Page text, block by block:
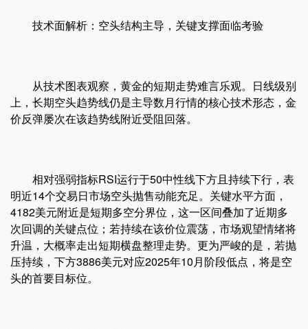
技术面解析：空头结构主导，关键支撑面临考验
从技术图表观察，黄金的短期走势难言乐观。日线级别
上，长期空头趋势线仍是主导数月行情的核心技术形态，金
价反弹屡次在该趋势线附近受阻回落。
相对强弱指标RSI运行于50中性线下方且持续下行，表
明近14个交易日市场空头抛售动能充足。关键水平方面，
4182美元附近是短期多空分界位，这一区间叠加了近期多
次回调的关键点位；若持续在该价位震荡，市场观望情绪将
升温，大概率走出短期横盘整理走势。更为严峻的是，若抛
压持续，下方3886美元对应2025年10月阶段低点，将是空
头的首要目标位。